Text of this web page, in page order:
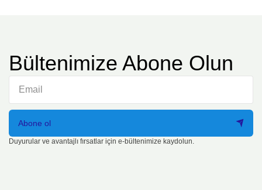
Bültenimize Abone Olun
Abone ol
Duyurular ve avantajlı fırsatlar için e-bültenimize kaydolun.